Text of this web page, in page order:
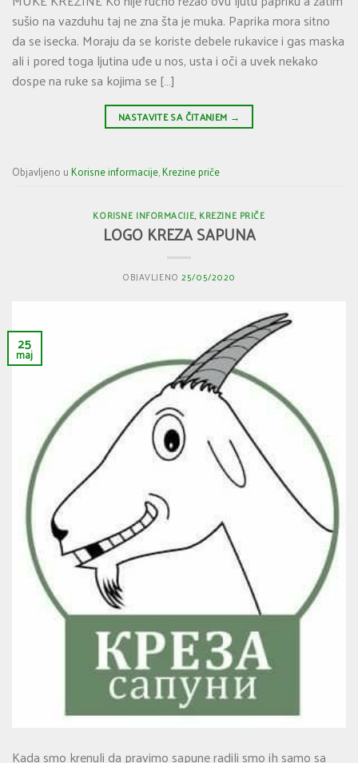
sušio na vazduhu taj ne zna šta je muka. Paprika mora sitno
da se isecka. Moraju da se koriste debele rukavice i gas maska
ali i pored toga ljutina uđe u nos, usta i oči a uvek nekako
dospe na ruke sa kojima se […]
NASTAVITE SA ČITANJEM →
Objavljeno uKorisne informacije,Krezine priče
KORISNE INFORMACIJE, KREZINE PRIČE
LOGO KREZA SAPUNA
OBJAVLJENO25/05/2020
25
maj
Kada smo krenuli da pravimo sapune radili smo ih samo sa